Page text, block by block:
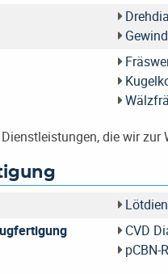
die wir
CVD
pCBN-